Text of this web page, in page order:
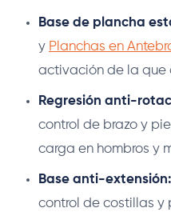
Base de plancha
y Planchas en
activación de la que
Regresión anti-
control de brazo y
carga en hombros y
Base anti-extensión:
control de costillas y